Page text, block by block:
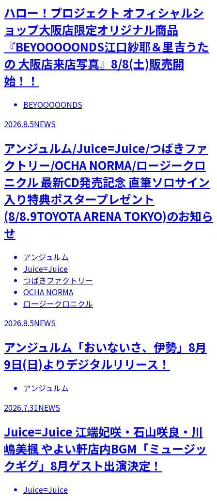
ハロー！プロジェクト オフィシャルシ
ョップ大阪店限定オリジナル商品
『BEYOOOOONDS江口紗耶＆里吉うた
の 大阪店来店写真』8/8(土)販売開
始！！
BEYOOOOONDS
2026.8.5NEWS
アンジュルム/Juice=Juice/つばきファ
クトリー/OCHA NORMA/ロージークロ
ニクル 最新CD発売記念 直筆ソロサイン
入り特典ポスタープレゼント
(8/8.9TOYOTA ARENA TOKYO)のお知ら
せ
アンジュルム
Juice=Juice
つばきファクトリー
OCHA NORMA
ロージークロニクル
2026.8.5NEWS
アンジュルム「おいないさ、伊勢」8月
9日(日)よりデジタルリリース！
アンジュルム
2026.7.31NEWS
Juice=Juice 江端妃咲・石山咲良・川
嶋美楓 やよい軒店内BGM「ミュージッ
クギグ」8月ゲスト出演決定！
Juice=Juice